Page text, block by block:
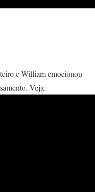
e William emocionou
Veja: